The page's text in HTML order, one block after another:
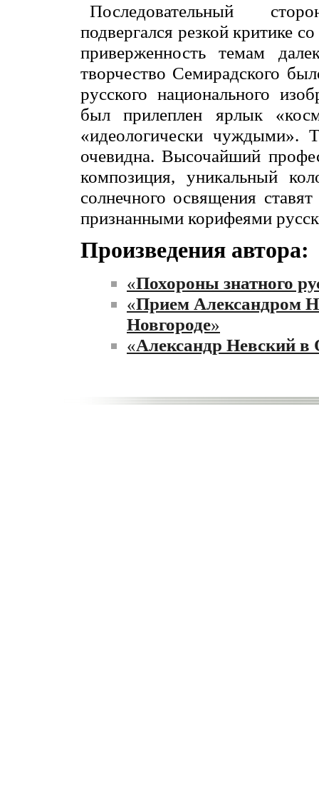
Последовательный
подвергался резкой критике
приверженность темам
творчество Семирадского
русского национального
был прилеплен ярлык
«идеологически чуждыми».
очевидна. Высочайший
композиция, уникальный
солнечного освящения
признанными корифеями
Произведения автора:
«Похороны знатного
«Прием Александром
Новгороде»
«Александр Невский в